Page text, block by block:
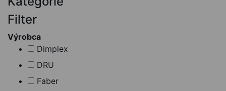
Filter
Výrobca
Dimplex
DRU
Faber